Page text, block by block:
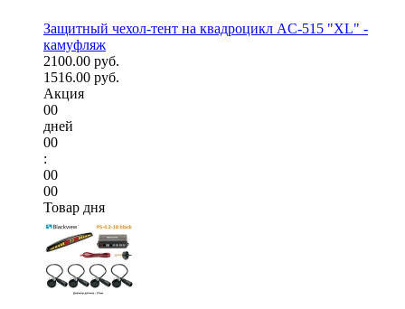
Защитный чехол-тент на квадроцикл AC-515 "XL" -
камуфляж
2100.00 руб.
1516.00 руб.
Акция
00
дней
00
:
00
00
Товар дня